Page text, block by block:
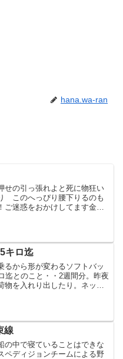
hana.wa-ran
せの引っ張れよと死に物狂い
このへっぴり腰下りるのも
ご迷惑をおかけしてます金曜
して日曜日、二...
ロ迄
るから形が変わるソフトバッ
迄とのこと・・2週間分。昨夜
物を入れり出したり。ネット
しいルール...
線
の中で寝ていることはできな
ペディジョンチームによる野